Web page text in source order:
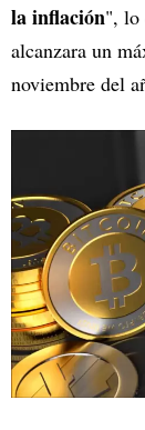
la inflación", lo
alcanzara un
noviembre del